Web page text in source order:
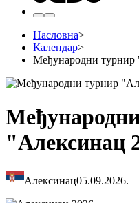
Насловна>
Календар>
Међународни турнир
"Алексинац
Алексинац05.09.2026.